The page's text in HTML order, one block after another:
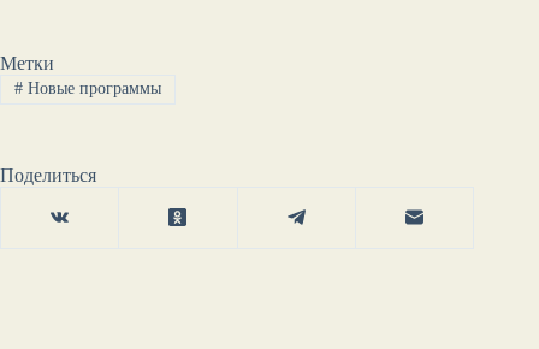
Метки
#Новые программы
Поделиться